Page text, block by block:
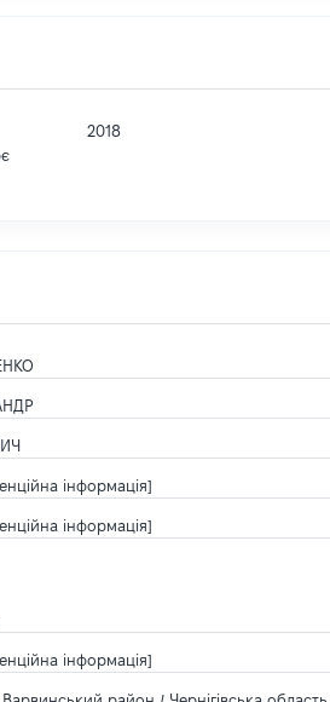
2018
інформація]
інформація]
інформація]